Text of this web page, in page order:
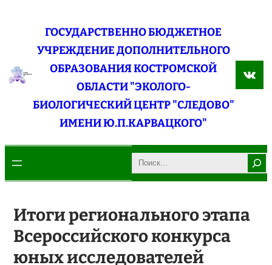
содержимому
ГОСУДАРСТВЕННО БЮДЖЕТНОЕ
УЧРЕЖДЕНИЕ ДОПОЛНИТЕЛЬНОГО
ОБРАЗОВАНИЯ КОСТРОМСКОЙ
ОБЛАСТИ "ЭКОЛОГО-
БИОЛОГИЧЕСКИЙ ЦЕНТР "СЛЕДОВО"
ИМЕНИ Ю.П.КАРВАЦКОГО"
Search
Итоги регионального этапа
Всероссийского конкурса
юных исследователей